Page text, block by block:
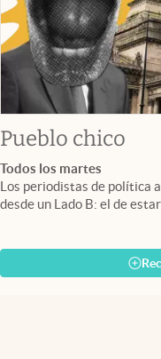
Pueblo chico
Todos los martes
Los periodistas de política
desde un Lado B: el de